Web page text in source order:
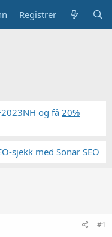
Registrer
og få 20%
sjekk med Sonar SEO
#1